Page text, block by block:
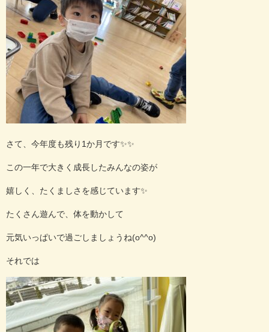
さて、今年度も残り1か月です✨✨
この一年で大きく成長したみんなの姿が
嬉しく、たくましさを感じています✨
たくさん遊んで、体を動かして
元気いっぱいで過ごしましょうね(o^^o)
それでは